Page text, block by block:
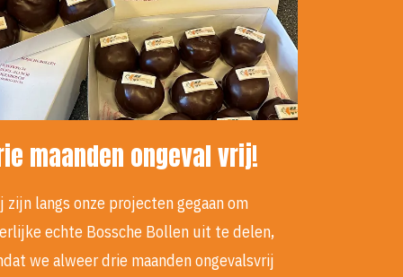
maanden ongeval vrij!
zijn langs onze projecten gegaan om
echte Bossche Bollen uit te delen,
we alweer drie maanden ongevalsvrij